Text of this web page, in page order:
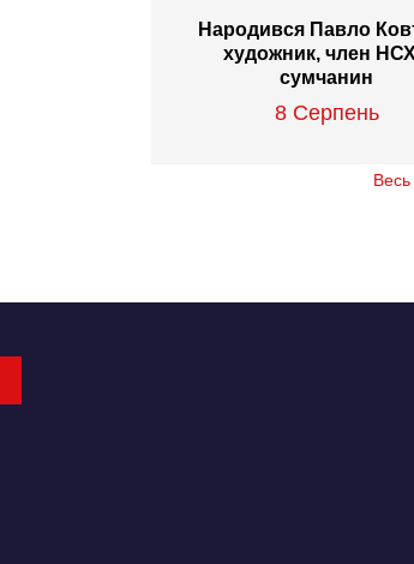
Народився Павло
художник, член
сумчанин
8 Серпень
Весь